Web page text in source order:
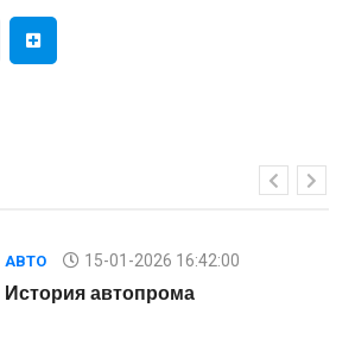
АВТО 15-01-2026 16:42:00
История автопрома